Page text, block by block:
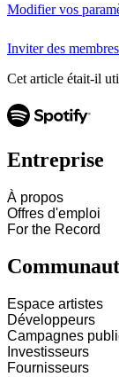
Modifier vos
Inviter des
Cet article était-il
Entreprise
À propos
Offres d'emploi
For the Record
Espace artistes
Développeurs
Campagnes
Investisseurs
Fournisseurs